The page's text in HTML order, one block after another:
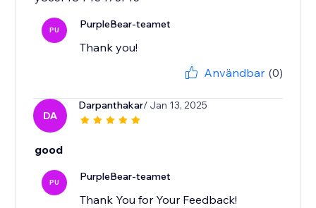
PU PurpleBear-teamet
Thank you!
Användbar (0)
DA
Darpanthakar/ Jan 13, 2025
good
PU PurpleBear-teamet
Thank You for Your Feedback!